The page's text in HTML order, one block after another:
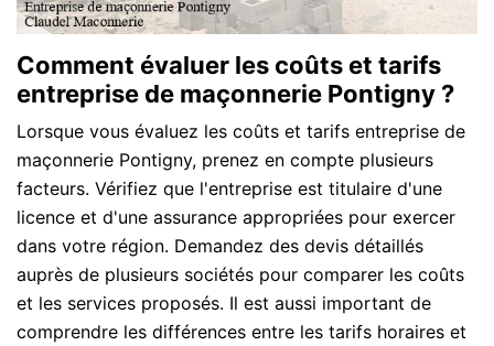
Comment évaluer les coûts et tarifs
entreprise de maçonnerie Pontigny ?
Lorsque vous évaluez les coûts et tarifs entreprise de
maçonnerie Pontigny, prenez en compte plusieurs
facteurs. Vérifiez que l'entreprise est titulaire d'une
licence et d'une assurance appropriées pour exercer
dans votre région. Demandez des devis détaillés
auprès de plusieurs sociétés pour comparer les coûts
et les services proposés. Il est aussi important de
comprendre les différences entre les tarifs horaires et